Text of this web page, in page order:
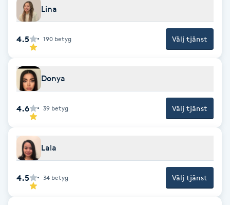
Gruppträning
Gua Sha-massage
H
Hatha Yoga
Headspa
Healing
HIFU
Lina
4.5 190 betyg Välj tjänst
Donya
4.6 39 betyg Välj tjänst
Lala
4.5 34 betyg Välj tjänst